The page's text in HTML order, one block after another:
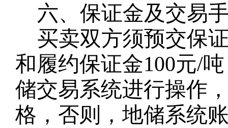
六、保证金及交易
买卖双方须预交保
和履约保证金100元/
储交易系统进行操作
格，否则，地储系统